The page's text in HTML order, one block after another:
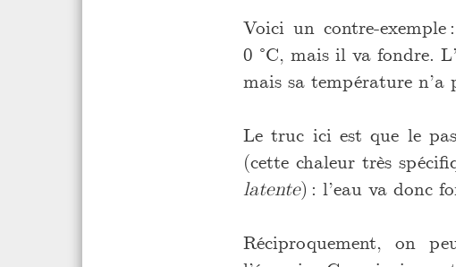
Voici un contre-
0 °C, mais il va fondre.
mais sa température n’a
Le truc ici est que le
(cette chaleur très
latente) : l’eau va donc
Réciproquement, on